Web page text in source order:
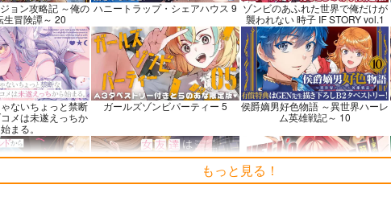
ョン攻略記 ～俺の
生冒険譚～ 20
ハニートラップ・シェアハウス 9 ゾンビのあふれた世界で俺だけが
襲われない 時子 IF STORY vol.1
ないちょっと禁断
メは未遂えっちか
まる。
ガールズゾンビパーティー 5
侯爵嫡男好色物語 ～異世界ハーレ
ム英雄戦記～ 10
もっと見る！